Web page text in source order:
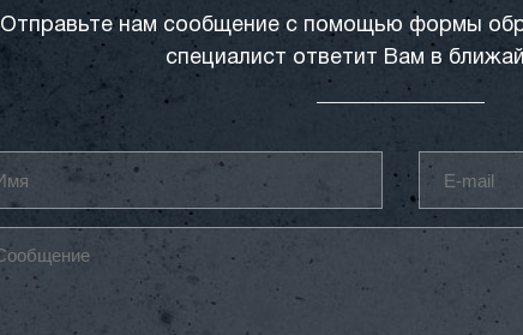
Отправьте нам сообщение с помощью формы
специалист ответит Вам в